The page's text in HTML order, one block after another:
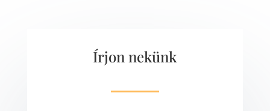
Írjon nekünk